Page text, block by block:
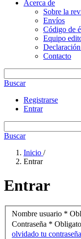
Acerca de
Sobre la
Envíos
Código de
Equipo
Contacto
Buscar
Registrarse
Entrar
Buscar
Inicio /
Entrar
Entrar
Nombre usuario *
Contraseña *
olvidado tu